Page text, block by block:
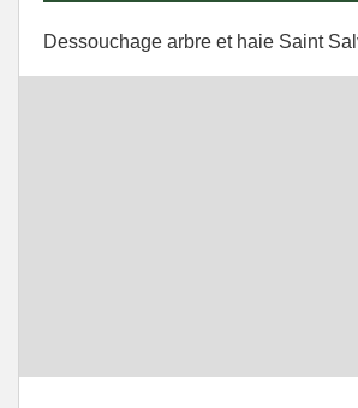
Dessouchage arbre et haie Saint